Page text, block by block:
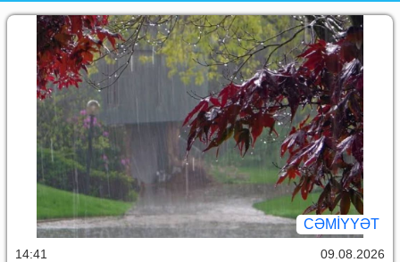
CƏMİYYƏT
14:41 09.08.2026